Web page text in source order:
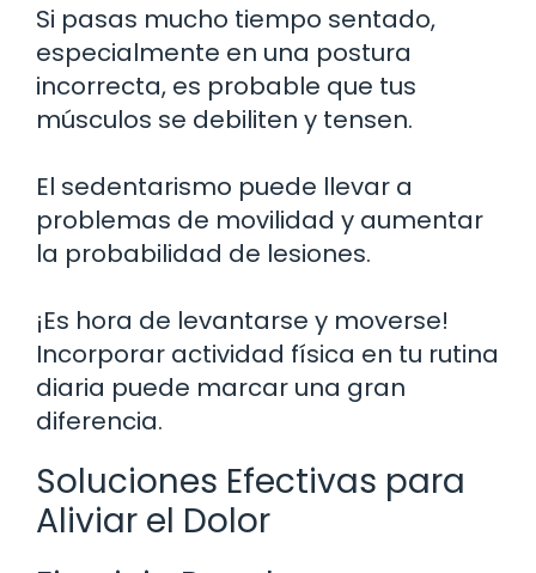
Si pasas mucho tiempo sentado,
especialmente en una postura
incorrecta, es probable que tus
músculos se debiliten y tensen.
El sedentarismo puede llevar a
problemas de movilidad y aumentar
la probabilidad de lesiones.
¡Es hora de levantarse y moverse!
Incorporar actividad física en tu rutina
diaria puede marcar una gran
diferencia.
Soluciones Efectivas para
Aliviar el Dolor